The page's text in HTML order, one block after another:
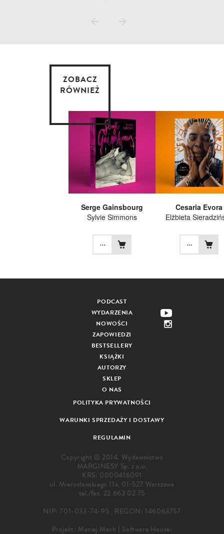
ZOBACZ
RÓWNIEŻ
Serge Gainsbourg
Sylvie Simmons
...
Cesaria Evora
Elżbieta
...
PODCAST
WYDARZENIA
NOWOŚCI
ZAPOWIEDZI
BESTSELLERY
KSIĄŻKI
AUTORZY
SKLEP
O NAS
POLITYKA PRYWATNOŚCI
WARUNKI SPRZEDAŻY I DOSTAWY
REGULAMIN
Copyright © 2014. Wydawnictwo
MARGINESY Sp. z o.o.
KRS: 0000416091
ul. Mierosławskiego 11a, 01-527 Warszawa
tel./fax. 22 663 02 75
NIP: 701-033-74-95 , REGON: 146063757
Projekt: Maciej Mach | Software House: